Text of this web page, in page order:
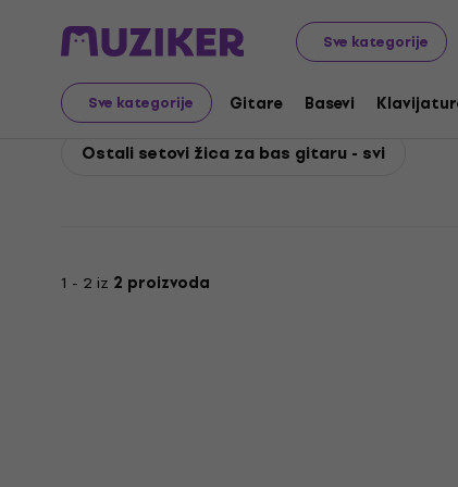
Sve kategorije
Sve kategorije Gitare Basevi
D'Addario Basevi Žice za bas gitare D'Addario
D'Addario Ostali
Ostali setovi žica za bas gitaru - svi
1 - 2 iz 2 proizvoda